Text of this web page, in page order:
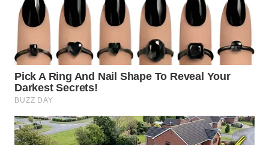
TIMUR
SEMARANG
WN
SOLO
WN
BOROBUDUR